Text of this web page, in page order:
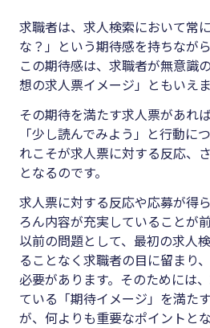
求職者は、求人検索において常
な？」という期待感を持ちなが
この期待感は、求職者が無意識
想の求人票イメージ」ともいえま
その期待を満たす求人票があれ
「少し読んでみよう」と行動に
れこそが求人票に対する反応、
となるのです。
求人票に対する反応や応募が得
ろん内容が充実していることが
以前の問題として、最初の求人
ることなく求職者の目に留まり
必要があります。そのためには
ている「期待イメージ」を満た
が、何よりも重要なポイントとな